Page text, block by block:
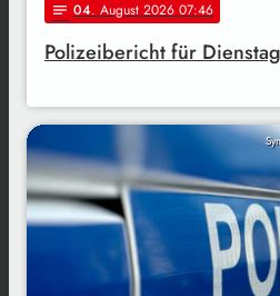
notes 04. August 2026 07:46
Polizeibericht für